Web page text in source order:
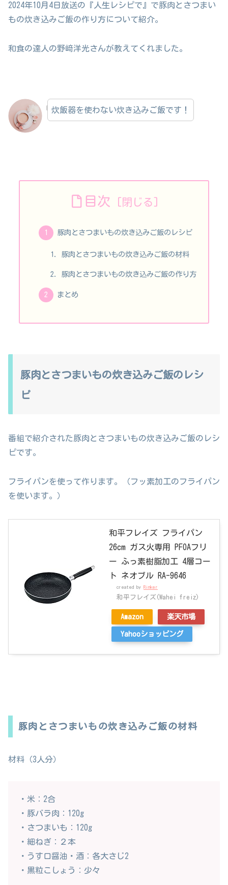
2024年10月4日放送の『人生レシピで』で豚肉とさつまい
もの炊き込みご飯の作り方について紹介。
和食の達人の野﨑洋光さんが教えてくれました。
炊飯器を使わない炊き込みご飯です！
目次
豚肉とさつまいもの炊き込みご飯のレシピ
豚肉とさつまいもの炊き込みご飯の材料
豚肉とさつまいもの炊き込みご飯の作り方
まとめ
豚肉とさつまいもの炊き込みご飯のレシ
ピ
番組で紹介された豚肉とさつまいもの炊き込みご飯のレシ
ピです。
フライパンを使って作ります。（フッ素加工のフライパン
を使います。）
和平フレイズ フライパン
26cm ガス火専用 PFOAフリ
ー ふっ素樹脂加工 4層コー
ト ネオブル RA-9646
created by Rinker
和平フレイズ(Wahei freiz)
Amazon 楽天市場
Yahooショッピング
豚肉とさつまいもの炊き込みご飯の材料
材料（3人分）
・米：2合
・豚バラ肉：120g
・さつまいも：120g
・細ねぎ：２本
・うす口醤油・酒：各大さじ2
・黒粒こしょう：少々